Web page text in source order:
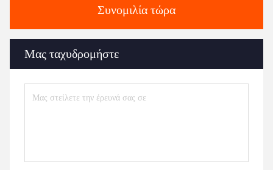
Συνομιλία τώρα
Μας ταχυδρομήστε